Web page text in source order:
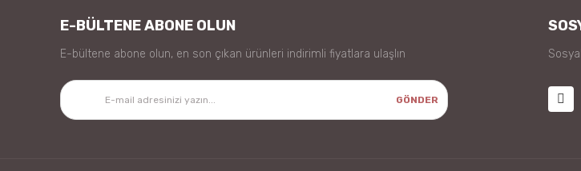
E-BÜLTENE ABONE OLUN
E-bültene abone olun, en son çıkan ürünleri indirimli fiyatlara ulaşlın
GÖNDER